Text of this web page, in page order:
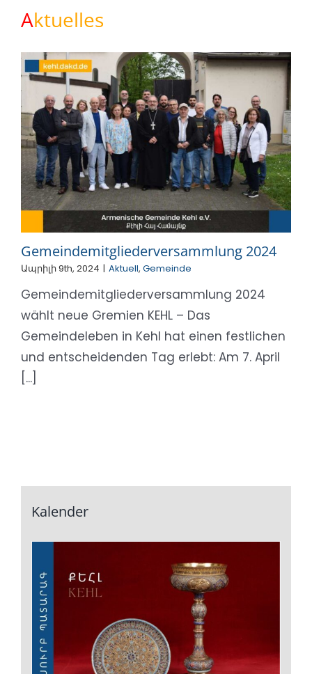
Aktuelles
Gemeindemitgliederversammlung 2024
Ապրիլի 9th, 2024 | Aktuell, Gemeinde
Gemeindemitgliederversammlung 2024
wählt neue Gremien KEHL – Das
Gemeindeleben in Kehl hat einen festlichen
und entscheidenden Tag erlebt: Am 7. April
[...]
Kalender